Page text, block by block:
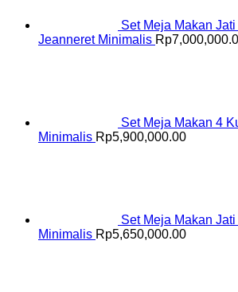
Set Meja Makan
Jeanneret Minimalis Rp
Set Meja Makan 4
Minimalis Rp5,900,000.00
Set Meja Makan
Minimalis Rp5,650,000.00